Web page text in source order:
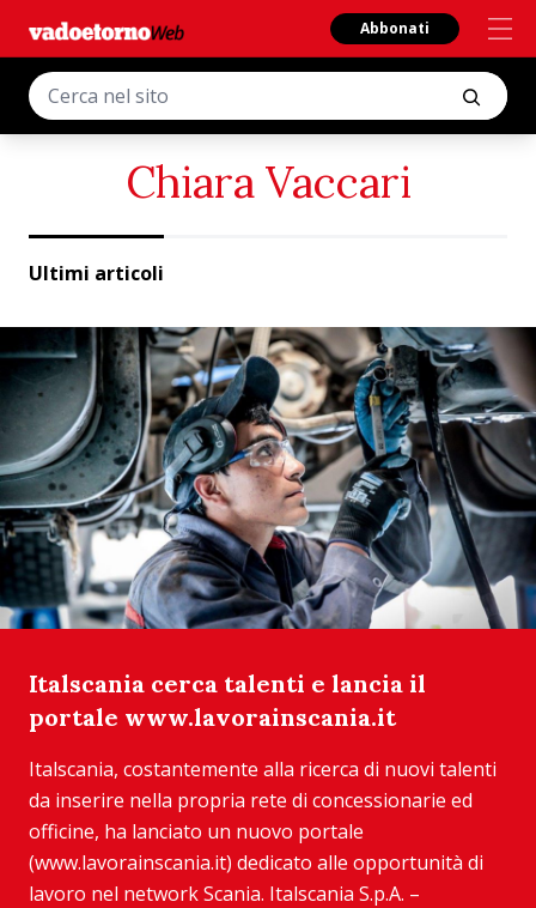
Abbonati
Chiara Vaccari
Ultimi articoli
Italscania cerca talenti e lancia il
portale www.lavorainscania.it
Italscania, costantemente alla ricerca di nuovi talenti
da inserire nella propria rete di concessionarie ed
officine, ha lanciato un nuovo portale
(www.lavorainscania.it) dedicato alle opportunità di
lavoro nel network Scania. Italscania S.p.A. –